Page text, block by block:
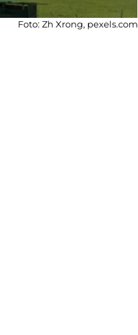
Foto: Zh Xrong, pexels.com